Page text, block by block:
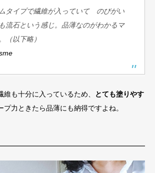
ムタイプで繊維が入っていて のびがい
流石という感じ。品薄なのがわかるマ
（以下略）
維も十分に入っているため、
とても塗りやす
プ力ときたら品薄にも納得ですよね。